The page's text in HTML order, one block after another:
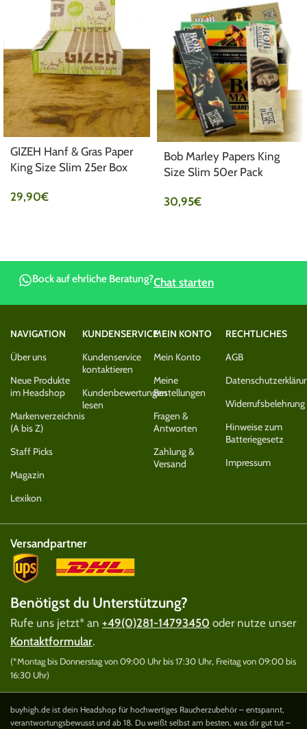
GIZEH Hanf & Gras Paper
King Size Slim 25er Box
29,90€
Bob Marley Papers King
Size Slim 50er Pack
30,95€
Bock auf ehrliche Beratung?Chat starten
NAVIGATION
Über uns
Neue Produkte
im Headshop
Markenverzeichnis
(A bis Z)
Staff Picks
Magazin
Lexikon
KUNDENSERVICE
Kundenservice
kontaktieren
Kundenbewertungen
lesen
MEIN KONTO
Mein Konto
Meine
Bestellungen
Fragen &
Antworten
Zahlung &
Versand
RECHTLICHES
AGB
Widerrufsbelehrung
Hinweise zum
Batteriegesetz
Impressum
Versandpartner
Benötigst du Unterstützung?
Rufe uns jetzt* an +49(0)281-14793450 oder nutze unser
Kontaktformular.
(*Montag bis Donnerstag von 09:00 Uhr bis 17:30 Uhr, Freitag von 09:00 bis
16:30 Uhr)
buyhigh.de ist dein Headshop für hochwertiges Raucherzubehör – entspannt,
verantwortungsbewusst und ab 18. Du weißt selbst am besten, was dir gut tut –